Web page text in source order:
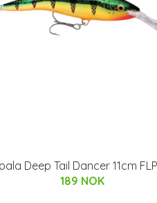
Deep Tail Dancer 11cm
189 NOK